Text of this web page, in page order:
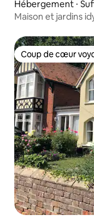
Hébergement ⋅
Maison et jardins
Coup de cœur
Coup de cœur